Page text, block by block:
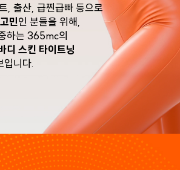
, 출산, 급찐급빠 등으로
민인 분들을 위해,
하는 365mc의
디 스킨 타이트닝
입니다.